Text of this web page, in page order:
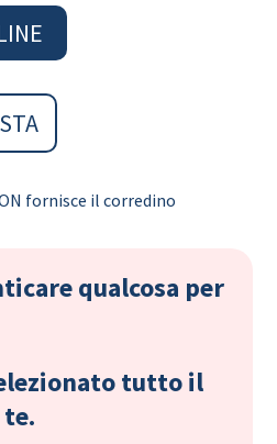
fornisce il corredino
qualcosa per
tutto il